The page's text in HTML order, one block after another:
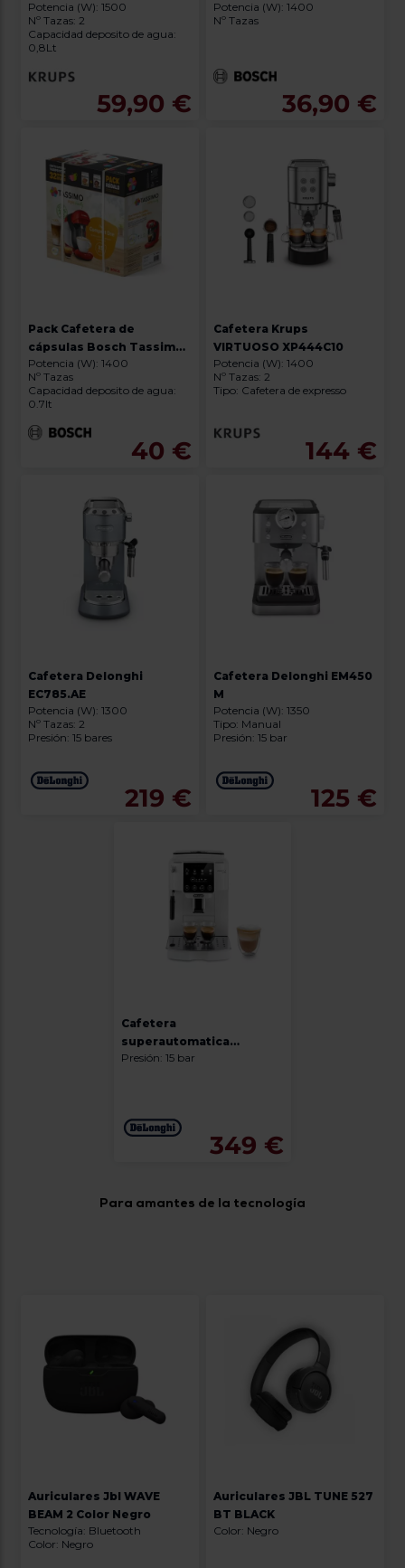
S KP2431
Potencia (W): 1500
Nº Tazas: 2
Capacidad deposito de agua:
0,8Lt
59,90 €
Potencia (W): 1400
Nº Tazas
36,90 €
Pack Cafetera de
cápsulas Bosch Tassimo
TAS113EC + 32 bebidas
gratis
Potencia (W): 1400
Nº Tazas
Capacidad deposito de agua:
0.7lt
40 €
Cafetera Krups
VIRTUOSO XP444C10
Potencia (W): 1400
Nº Tazas: 2
Tipo: Cafetera de expresso
144 €
Cafetera Delonghi
EC785.AE
Potencia (W): 1300
Nº Tazas: 2
Presión: 15 bares
219 €
Cafetera Delonghi EM450
M
Potencia (W): 1350
Tipo: Manual
Presión: 15 bar
125 €
Cafetera
superautomatica
De'longhi Magnifica Start
Presión: 15 bar
349 €
Para amantes de la tecnología
Auriculares Jbl WAVE
BEAM 2 Color Negro
Tecnología: Bluetooth
Color: Negro
Auriculares JBL TUNE 527
BT BLACK
Color: Negro